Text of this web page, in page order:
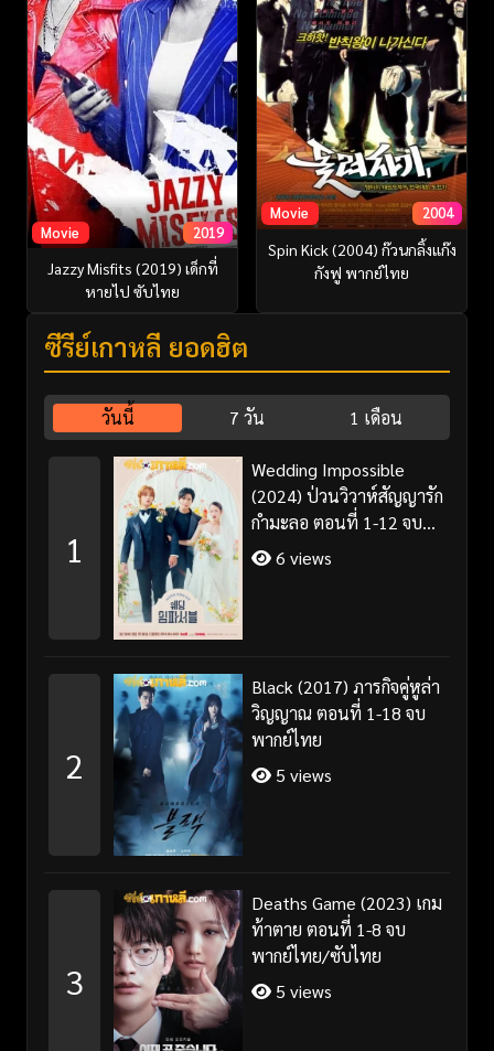
Movie 2019
Jazzy Misfits (2019) เด็กที่
หายไป ซับไทย
Movie 2004
Spin Kick (2004) ก๊วนกลิ้งแก๊ง
กังฟู พากย์ไทย
ซีรี่ย์เกาหลี ยอดฮิต
วันนี้ 7 วัน 1 เดือน
1
Wedding Impossible
(2024) ป่วนวิวาห์สัญญารัก
กำมะลอ ตอนที่ 1-12 จบ
พากย์ไทย/ซับไทย
6 views
2
Black (2017) ภารกิจคู่หูล่า
วิญญาณ ตอนที่ 1-18 จบ
พากย์ไทย
5 views
3
Deaths Game (2023) เกม
ท้าตาย ตอนที่ 1-8 จบ
พากย์ไทย/ซับไทย
5 views